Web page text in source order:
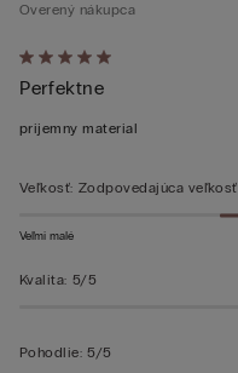
Hodnotenie:
5
z 5
Overený nákupca
Perfektne
prijemny material
Veľkosť: Zodpovedajúca veľkosť
Veľmi malé
Kvalita: 5/5
Pohodlie: 5/5